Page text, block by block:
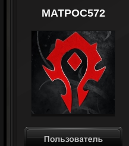
MATPOC572